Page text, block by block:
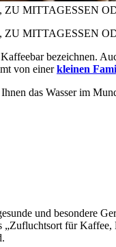
MITTAGESSEN
MITTAGESSEN
bezeichnen.
von einerkleinen
das Wasser im
und besondere
für